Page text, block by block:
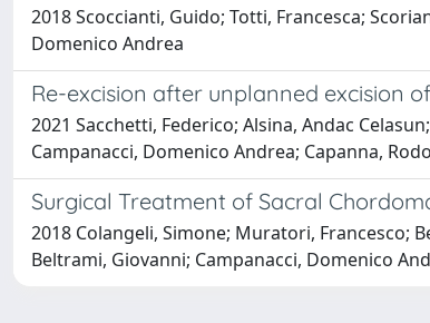
2018 Scoccianti, Guido; Totti, Francesca;
Domenico Andrea
Re-excision after unplanned excision
2021 Sacchetti, Federico; Alsina, Andac
Campanacci, Domenico Andrea; Capanna,
Surgical Treatment of Sacral
2018 Colangeli, Simone; Muratori, Francesco;
Beltrami, Giovanni; Campanacci, Domenico